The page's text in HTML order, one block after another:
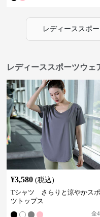
レディーススポ
レディーススポーツウェ
¥3,580 (税込)
Tシャツ さらりと涼やかス
ツトップス
全4